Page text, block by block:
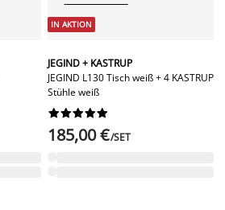
IN AKTION
JEGIND + KASTRUP
JEGIND L130 Tisch weiß + 4 KASTRUP
Stühle weiß






185,00 €/SET